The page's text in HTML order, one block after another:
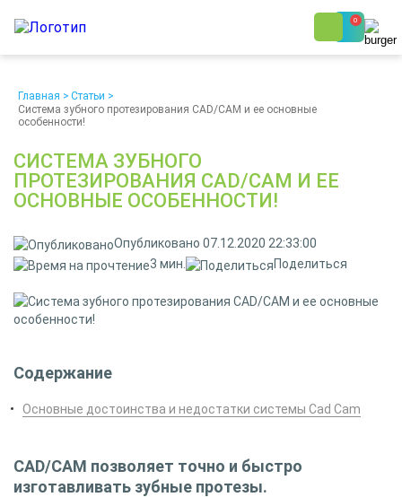
0
Ежедневно с 9:00 до 19:00
Доставка
Кредит/Лизинг
Проект клиники
Статьи
Наши клиенты
Контакты
Главная > Статьи >
Система зубного протезирования CAD/CAM и ее основные
особенности!
СИСТЕМА ЗУБНОГО
ПРОТЕЗИРОВАНИЯ CAD/CAM И ЕЕ
ОСНОВНЫЕ ОСОБЕННОСТИ!
Опубликовано 07.12.2020 22:33:00
3 мин.
Поделиться
Содержание
Основные достоинства и недостатки системы Cad Cam
CAD/CAM позволяет точно и быстро
изготавливать зубные протезы.